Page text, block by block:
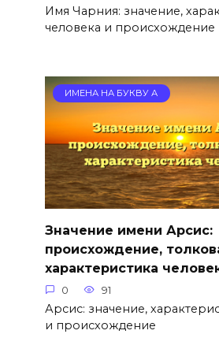
Имя Чарния: значение,
человека и происхождение
ИМЕНА НА БУКВУ А
Значение имени Арсис:
происхождение,
характеристика
0 91
Арсис: значение,
и происхождение